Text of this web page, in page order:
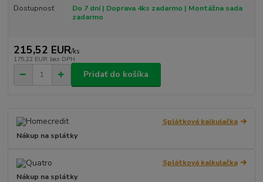
Dostupnosť
Do 7 dní | Doprava 4ks zadarmo | Montážna sada
zadarmo
215,52 EUR/ks
175,22 EUR bez DPH
Pridať do košíka
Splátková kalkulačka
Nákup na splátky
Splátková kalkulačka
Nákup na splátky